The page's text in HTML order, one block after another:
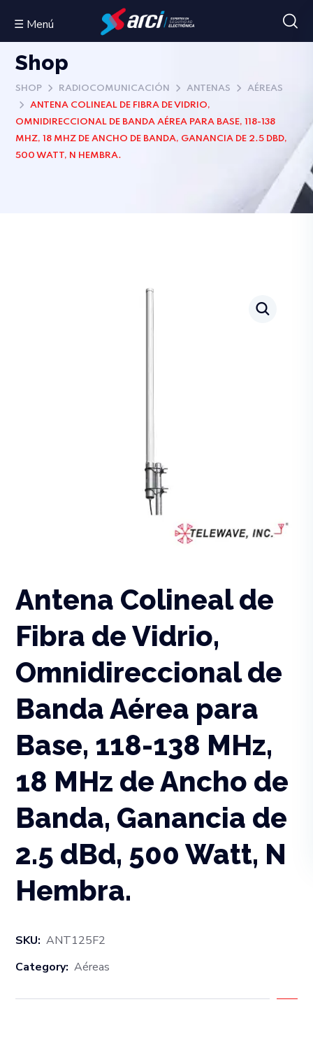
☰ Menú
Shop
SHOP RADIOCOMUNICACIÓN ANTENAS
AÉREAS
ANTENA COLINEAL DE FIBRA DE VIDRIO,
OMNIDIRECCIONAL DE BANDA AÉREA PARA BASE, 118-138
MHZ, 18 MHZ DE ANCHO DE BANDA, GANANCIA DE 2.5 DBD,
500 WATT, N HEMBRA.
Antena Colineal de
Fibra de Vidrio,
Omnidireccional de
Banda Aérea para
Base, 118-138 MHz,
18 MHz de Ancho de
Banda, Ganancia de
2.5 dBd, 500 Watt, N
Hembra.
SKU: ANT125F2
Category: Aéreas